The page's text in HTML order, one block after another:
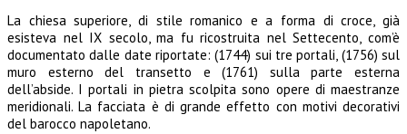
La chiesa superiore, di stile romanico e a forma di croce, già
esisteva nel IX secolo, ma fu ricostruita nel Settecento, com’è
documentato dalle date riportate: (1744) sui tre portali, (1756) sul
muro esterno del transetto e (1761) sulla parte esterna
dell’abside. I portali in pietra scolpita sono opere di maestranze
meridionali. La facciata è di grande effetto con motivi decorativi
del barocco napoletano.